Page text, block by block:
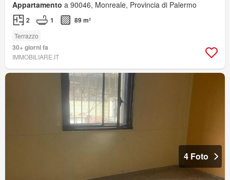
Appartamento a 90046, Monreale, Provincia di Palermo
2 1 89 m²
Terrazzo
30+ giorni fa
IMMOBILIARE.IT
4 Foto